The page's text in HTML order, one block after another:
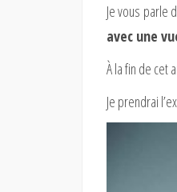
Je vous parle
avec une
À la fin de cet
Je prendrai